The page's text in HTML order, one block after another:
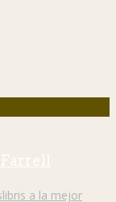
a la mejor